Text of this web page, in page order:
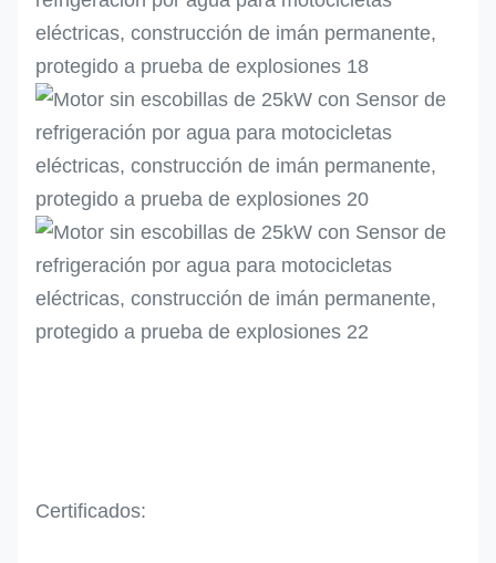
Certificados: